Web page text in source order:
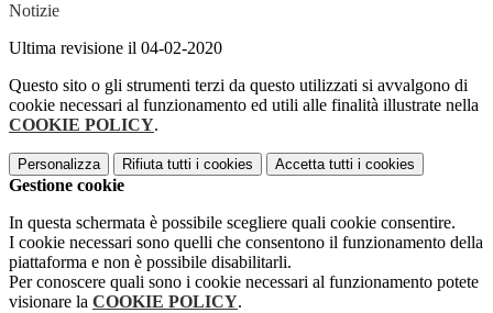
Notizie
Ultima revisione il 04-02-2020
Questo sito o gli strumenti terzi da questo utilizzati si avvalgono di
cookie necessari al funzionamento ed utili alle finalità illustrate nella
COOKIE POLICY.
Personalizza Rifiuta tutti i cookies Accetta tutti i cookies
Gestione cookie
In questa schermata è possibile scegliere quali cookie consentire.
I cookie necessari sono quelli che consentono il funzionamento della
piattaforma e non è possibile disabilitarli.
Per conoscere quali sono i cookie necessari al funzionamento potete
visionare la COOKIE POLICY.